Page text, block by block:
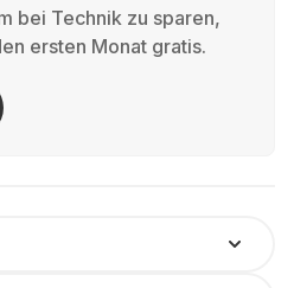
bei Technik zu sparen,
ersten Monat gratis.